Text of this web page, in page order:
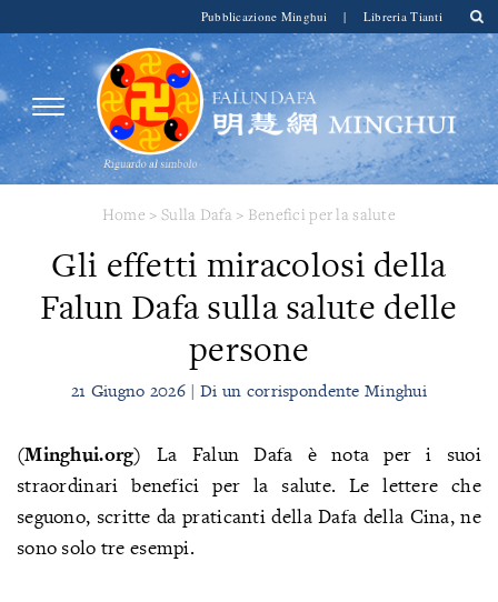
Pubblicazione Minghui | Libreria Tianti
Home > Sulla Dafa > Benefici per la salute
Gli effetti miracolosi della
Falun Dafa sulla salute delle
persone
21 Giugno 2026 | Di un corrispondente Minghui
(Minghui.org) La Falun Dafa è nota per i suoi
straordinari benefici per la salute. Le lettere che
seguono, scritte da praticanti della Dafa della Cina, ne
sono solo tre esempi.